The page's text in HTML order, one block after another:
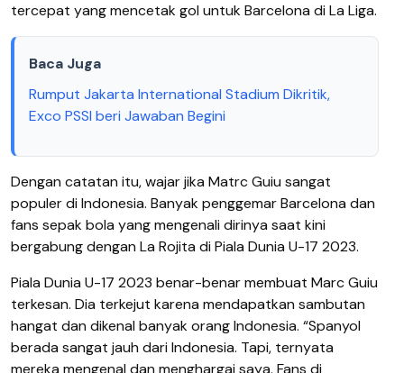
tercepat yang mencetak gol untuk Barcelona di La Liga.
Baca Juga
Rumput Jakarta International Stadium Dikritik,
Exco PSSI beri Jawaban Begini
Dengan catatan itu, wajar jika Matrc Guiu sangat
populer di Indonesia. Banyak penggemar Barcelona dan
fans sepak bola yang mengenali dirinya saat kini
bergabung dengan La Rojita di Piala Dunia U-17 2023.
Piala Dunia U-17 2023 benar-benar membuat Marc Guiu
terkesan. Dia terkejut karena mendapatkan sambutan
hangat dan dikenal banyak orang Indonesia. “Spanyol
berada sangat jauh dari Indonesia. Tapi, ternyata
mereka mengenal dan menghargai saya. Fans di